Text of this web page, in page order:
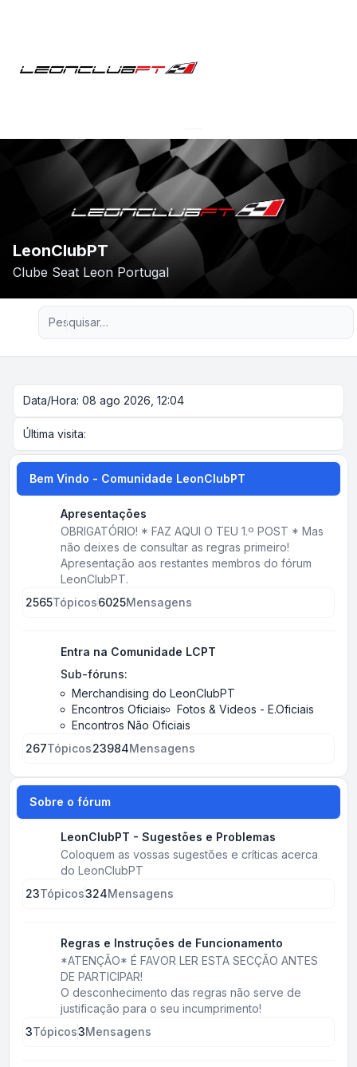
LeonClubPT
Clube Seat Leon Portugal
Pesquisa avançada
Data/Hora: 08 ago 2026, 12:04
Última visita:
Bem Vindo - Comunidade LeonClubPT
Apresentações
OBRIGATÓRIO! * FAZ AQUI O TEU 1.º POST * Mas
não deixes de consultar as regras primeiro!
Apresentação aos restantes membros do fórum
LeonClubPT.
2565Tópicos6025Mensagens
Entra na Comunidade LCPT
Sub-fóruns:
Merchandising do LeonClubPT
Encontros Oficiais
Fotos & Videos - E.Oficiais
Encontros Não Oficiais
267Tópicos23984Mensagens
Sobre o fórum
LeonClubPT - Sugestões e Problemas
Coloquem as vossas sugestões e críticas acerca
do LeonClubPT
23Tópicos324Mensagens
Regras e Instruções de Funcionamento
*ATENÇÃO* É FAVOR LER ESTA SECÇÃO ANTES
DE PARTICIPAR!
O desconhecimento das regras não serve de
justificação para o seu incumprimento!
3Tópicos3Mensagens